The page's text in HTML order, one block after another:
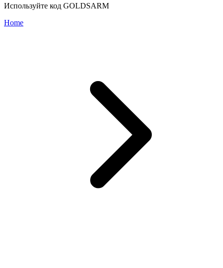
Используйте код GOLDSARM
Home